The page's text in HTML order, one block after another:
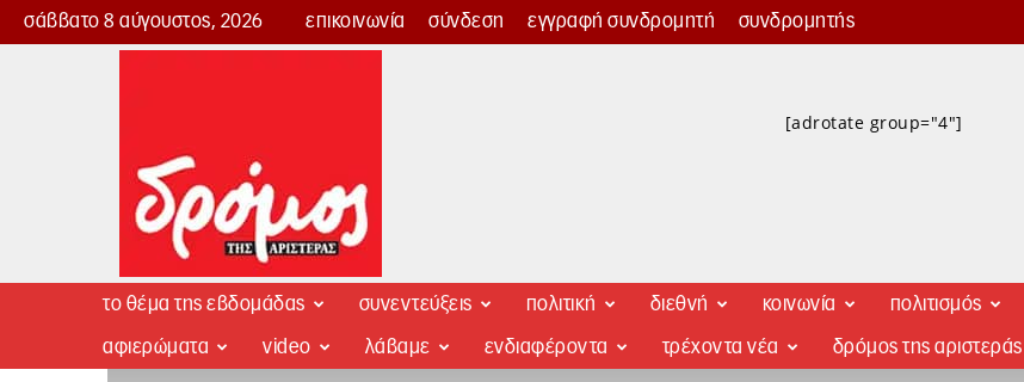
σάββατο 8 αύγουστος, 2026 επικοινωνία σύνδεση εγγραφή συνδρομητή συνδρομητής
Δρόμος
[adrotate group="4"]
το θέμα της εβδομάδας συνεντεύξεις πολιτική διεθνή κοινωνία πολιτισμός
αφιερώματα video λάβαμε ενδιαφέροντα τρέχοντα νέα δρόμος της αριστεράς